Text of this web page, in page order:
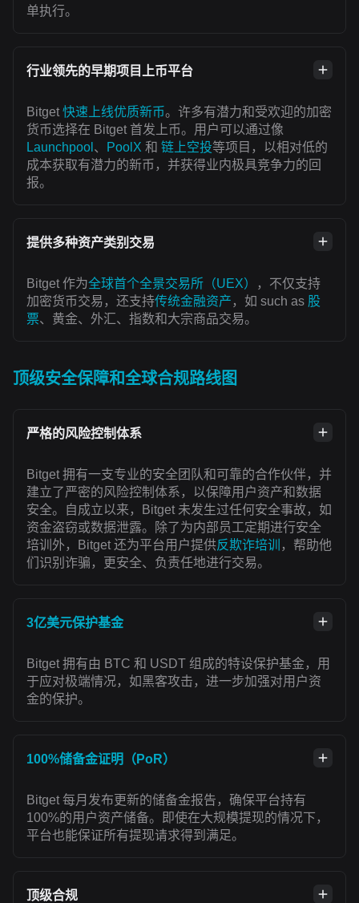
单执行。
行业领先的早期项目上币平台
Bitget 快速上线优质新币。许多有潜力和受欢迎的加密
货币选择在 Bitget 首发上币。用户可以通过像
Launchpool 、 PoolX 和 链上空投等项目，以相对低的
成本获取有潜力的新币，并获得业内极具竞争力的回
报。
提供多种资产类别交易
Bitget 作为全球首个全景交易所（UEX）
，不仅支持
加密货币交易，还支持传统金融资产 ，如 such as 股
票、黄金、外汇、指数和大宗商品交易。
顶级安全保障和全球合规路线图
严格的风险控制体系
Bitget 拥有一支专业的安全团队和可靠的合作伙伴，并
建立了严密的风险控制体系，以保障用户资产和数据
安全。自成立以来，Bitget 未发生过任何安全事故，如
资金盗窃或数据泄露。除了为内部员工定期进行安全
培训外，Bitget 还为平台用户提供反欺诈培训
，帮助他
们识别诈骗，更安全、负责任地进行交易。
3亿美元保护基金
Bitget 拥有由 BTC 和 USDT 组成的特设保护基金，用
于应对极端情况，如黑客攻击，进一步加强对用户资
金的保护。
100%储备金证明（PoR）
Bitget 每月发布更新的储备金报告，确保平台持有
100%的用户资产储备。即使在大规模提现的情况下，
平台也能保证所有提现请求得到满足。
顶级合规